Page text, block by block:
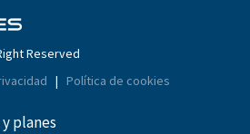
Reserved
| Política de cookies
planes